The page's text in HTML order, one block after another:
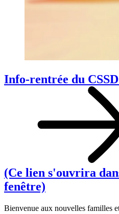
Info-rentrée du
(Ce lien s'ouvrira
fenêtre)
Bienvenue aux nouvelles familles